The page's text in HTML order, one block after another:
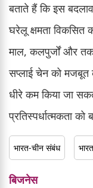
बताते हैं कि इस
घरेलू क्षमता
माल, कलपुर्जों और
सप्लाई चेन को
धीरे कम किया जा
प्रतिस्पर्धात्मकता
भारत-चीन संबंध
बिजनेस